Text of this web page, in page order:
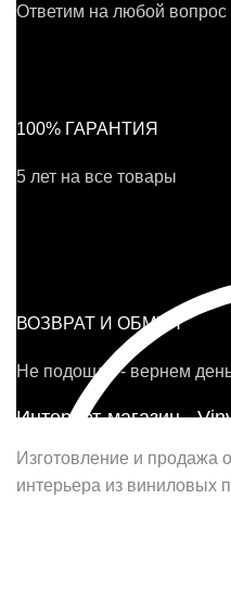
Ответим на любой вопрос
100% ГАРАНТИЯ
5 лет на все товары
ВОЗВРАТ И ОБМЕН
Не подошло - вернем
Интернет-магазин -
Изготовление и продажа
интерьера из виниловых